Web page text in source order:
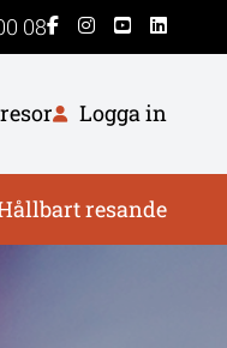
08
Logga in
resande